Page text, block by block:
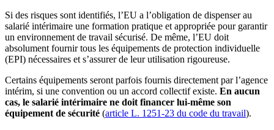
Si des risques sont identifiés, l’EU a l’obligation de dispenser au
salarié intérimaire une formation pratique et appropriée pour garantir
un environnement de travail sécurisé. De même, l’EU doit
absolument fournir tous les équipements de protection individuelle
(EPI) nécessaires et s’assurer de leur utilisation rigoureuse.
Certains équipements seront parfois fournis directement par l’agence
intérim, si une convention ou un accord collectif existe. En aucun
cas, le salarié intérimaire ne doit financer lui-même son
équipement de sécurité (article L. 1251-23 du code du travail).